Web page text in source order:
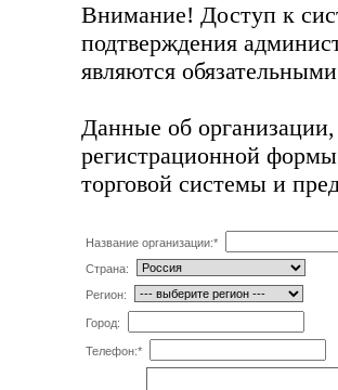
Внимание! Доступ к
подтверждения
являются
Данные об
регистрационной
торговой системы и
Название организации:*
Страна:
Регион:
Город:
Телефон:*